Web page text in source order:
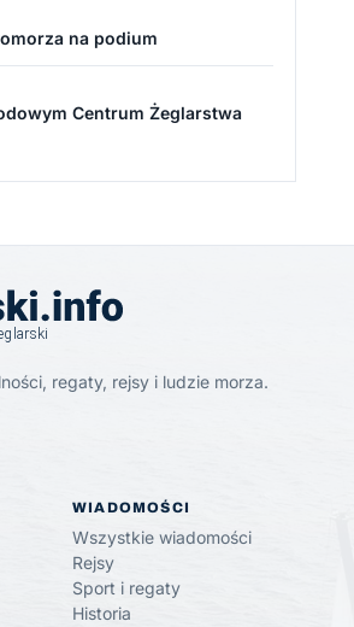
na podium
Centrum Żeglarstwa
regaty, rejsy i ludzie morza.
WIADOMOŚCI
Wszystkie wiadomości
Rejsy
Sport i regaty
Historia